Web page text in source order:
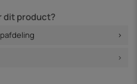
dit product?